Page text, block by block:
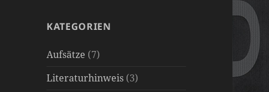
KATEGORIEN
Aufsätze (7)
Literaturhinweis (3)